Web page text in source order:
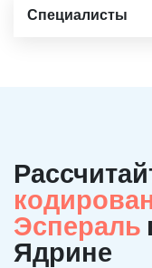
Специалисты
Эспераль
Ядрине